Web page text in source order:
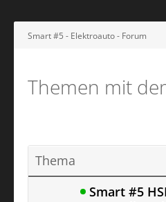
Smart #5 - Elektroauto - Forum
Themen mit
Thema
Smart #5